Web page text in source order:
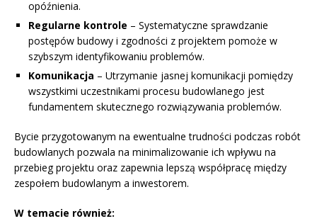
opóźnienia.
Regularne kontrole – Systematyczne sprawdzanie
postępów budowy i zgodności z projektem pomoże w
szybszym identyfikowaniu problemów.
Komunikacja – Utrzymanie jasnej komunikacji pomiędzy
wszystkimi uczestnikami procesu budowlanego jest
fundamentem skutecznego rozwiązywania problemów.
Bycie przygotowanym na ewentualne trudności podczas robót
budowlanych pozwala na minimalizowanie ich wpływu na
przebieg projektu oraz zapewnia lepszą współpracę między
zespołem budowlanym a inwestorem.
W temacie również: